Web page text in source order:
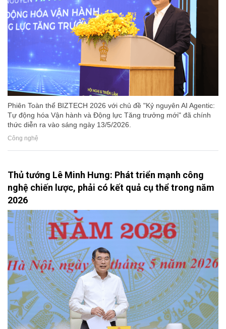
Phiên Toàn thể BIZTECH 2026 với chủ đề "Kỷ nguyên AI Agentic:
Tự động hóa Vận hành và Động lực Tăng trưởng mới" đã chính
thức diễn ra vào sáng ngày 13/5/2026.
Công nghệ
Thủ tướng Lê Minh Hưng: Phát triển mạnh công
nghệ chiến lược, phải có kết quả cụ thể trong năm
2026